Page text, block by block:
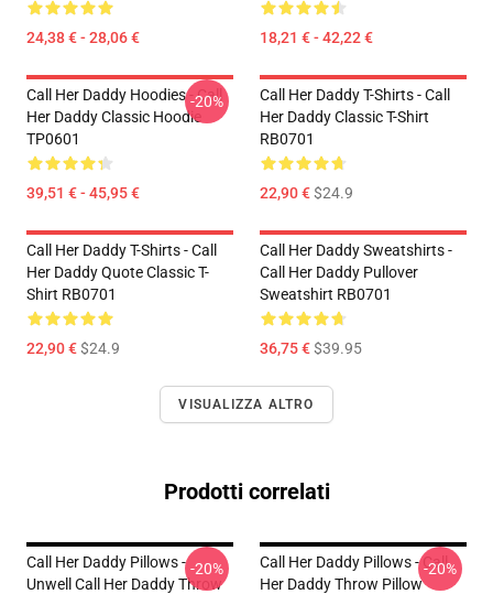
24,38 € - 28,06 € 18,21 € - 42,22 €
Call Her Daddy Hoodies - Call
Her Daddy Classic Hoodie
TP0601
39,51 € - 45,95 €
-20%
Call Her Daddy T-Shirts - Call
Her Daddy Classic T-Shirt
RB0701
22,90 €$24.9
Call Her Daddy T-Shirts - Call
Her Daddy Quote Classic T-
Shirt RB0701
22,90 €$24.9
Call Her Daddy Sweatshirts -
Call Her Daddy Pullover
Sweatshirt RB0701
36,75 €$39.95
VISUALIZZA ALTRO
Prodotti correlati
Call Her Daddy Pillows -
Unwell Call Her Daddy Throw
-20%
Call Her Daddy Pillows - Call
Her Daddy Throw Pillow
-20%